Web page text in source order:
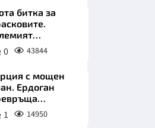
битка за
е
0 43844
с мощен
Ердоган
в
чудо
1 14950